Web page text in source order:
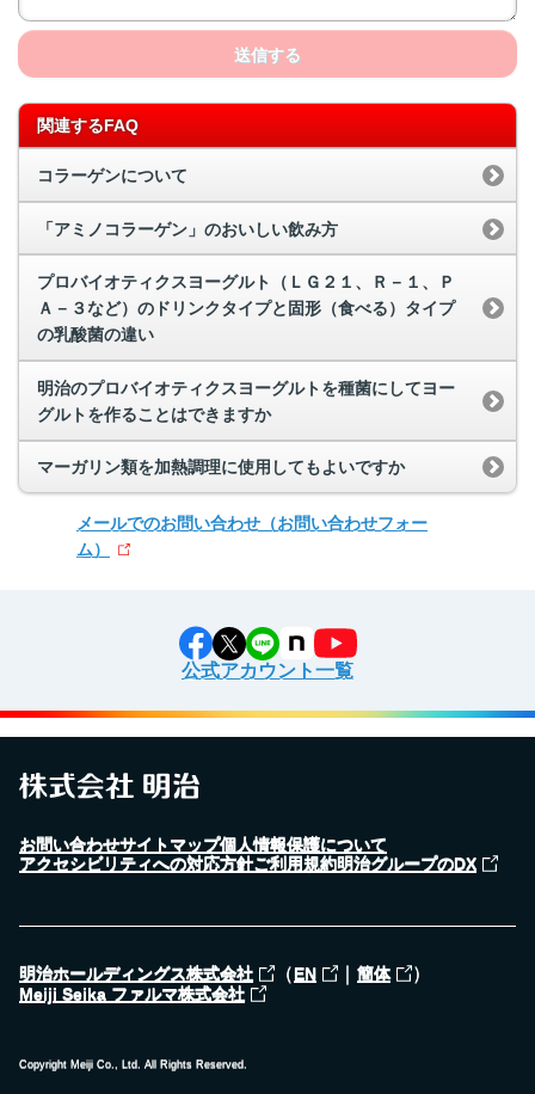
送信する
関連するFAQ
コラーゲンについて
「アミノコラーゲン」のおいしい飲み方
プロバイオティクスヨーグルト（ＬＧ２１、Ｒ－１、Ｐ
Ａ－３など）のドリンクタイプと固形（食べる）タイプ
の乳酸菌の違い
明治のプロバイオティクスヨーグルトを種菌にしてヨー
グルトを作ることはできますか
マーガリン類を加熱調理に使用してもよいですか
メールでのお問い合わせ （お問い合わせフォー
ム）
公式アカウント一覧
お問い合わせサイトマップ個人情報保護について
アクセシビリティへの対応方針ご利用規約明治グループのDX
明治ホールディングス株式会社 （EN ｜ 簡体 ）
Meiji Seika ファルマ株式会社
Copyright Meiji Co., Ltd. All Rights Reserved.